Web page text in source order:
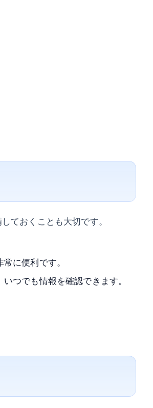
ておくことも大切です。
に便利です。
つでも情報を確認できます。